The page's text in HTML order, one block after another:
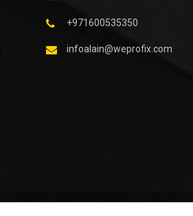
+971600535350
infoalain@weprofix.com